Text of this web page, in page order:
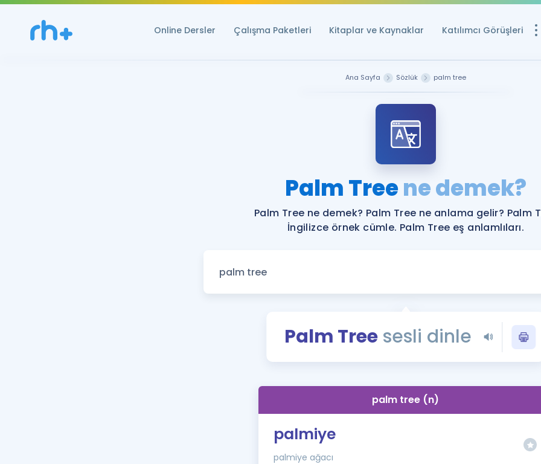
Online Dersler Çalışma Paketleri Kitaplar ve Kaynaklar Katılımcı Görüşleri
YDS ve YÖKDİL
YDS ve YÖKDİL'e
Tüm ÖSYM
YDS - YÖKDİL
İngilizce Gramer
Ana Sayfa Sözlük palm tree
Palm Treene demek?
Palm Tree ne demek? Palm Tree ne anlama gelir? Palm
İngilizce örnek cümle. Palm Tree eş anlamlıları.
Palm Tree sesli dinle
palm tree (n)
palmiye
palmiye ağacı